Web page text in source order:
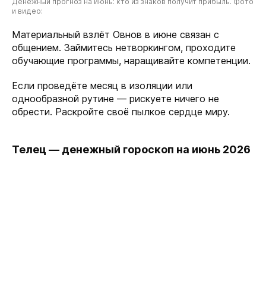
и видео:
Материальный взлёт Овнов в июне связан с
общением. Займитесь нетворкингом, проходите
обучающие программы, наращивайте компетенции.
Если проведёте месяц в изоляции или
однообразной рутине — рискуете ничего не
обрести. Раскройте своё пылкое сердце миру.
Телец — денежный гороскоп на июнь 2026